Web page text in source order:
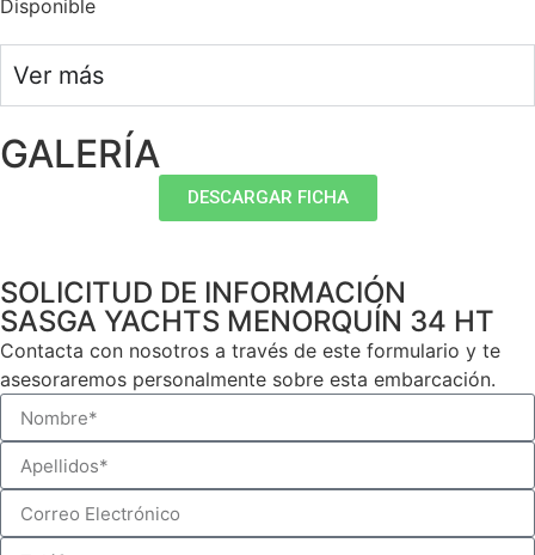
Disponible
Ver más
GALERÍA
DESCARGAR FICHA
SOLICITUD DE INFORMACIÓN
SASGA YACHTS MENORQUÍN 34 HT
Contacta con nosotros a través de este formulario y te
asesoraremos personalmente sobre esta embarcación.